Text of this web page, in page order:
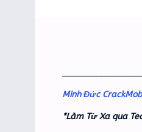
Minh Đức
*Làm Từ Xa qua